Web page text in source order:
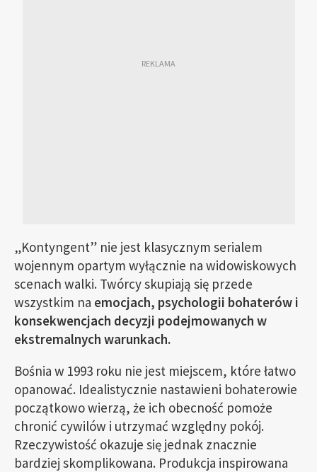
„Kontyngent” nie jest klasycznym serialem
wojennym opartym wyłącznie na widowiskowych
scenach walki. Twórcy skupiają się przede
wszystkim na emocjach, psychologii bohaterów i
konsekwencjach decyzji podejmowanych w
ekstremalnych warunkach.
Bośnia w 1993 roku nie jest miejscem, które łatwo
opanować. Idealistycznie nastawieni bohaterowie
początkowo wierzą, że ich obecność pomoże
chronić cywilów i utrzymać względny pokój.
Rzeczywistość okazuje się jednak znacznie
bardziej skomplikowana. Produkcja inspirowana